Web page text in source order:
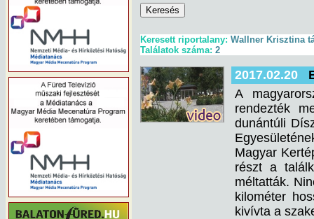
Keresett riportalany: Wallner Krisztina
Találatok száma: 2
2017.02.20
A
rendezték
dunántúli
Magyar
részt a
méltatták.
kilométer
kivívta a